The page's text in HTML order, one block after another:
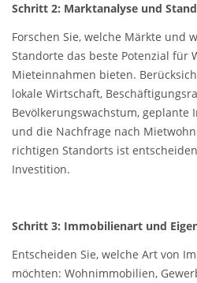
Schritt 2: Marktanalyse und
Forschen Sie, welche Märkte und
Standorte das beste Potenzial für
Mieteinnahmen bieten.
lokale Wirtschaft,
Bevölkerungswachstum,
und die Nachfrage nach
richtigen Standorts ist
Investition.
Schritt 3: Immobilienart und
Entscheiden Sie, welche Art von
möchten: Wohnimmobilien,